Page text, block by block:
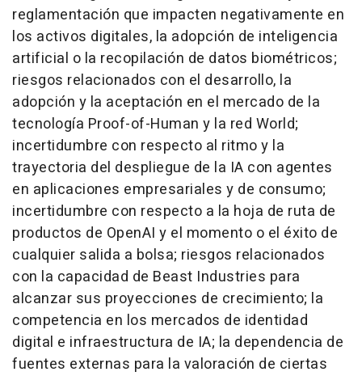
reglamentación que impacten negativamente en
los activos digitales, la adopción de inteligencia
artificial o la recopilación de datos biométricos;
riesgos relacionados con el desarrollo, la
adopción y la aceptación en el mercado de la
tecnología Proof-of-Human y la red World;
incertidumbre con respecto al ritmo y la
trayectoria del despliegue de la IA con agentes
en aplicaciones empresariales y de consumo;
incertidumbre con respecto a la hoja de ruta de
productos de OpenAI y el momento o el éxito de
cualquier salida a bolsa; riesgos relacionados
con la capacidad de Beast Industries para
alcanzar sus proyecciones de crecimiento; la
competencia en los mercados de identidad
digital e infraestructura de IA; la dependencia de
fuentes externas para la valoración de ciertas